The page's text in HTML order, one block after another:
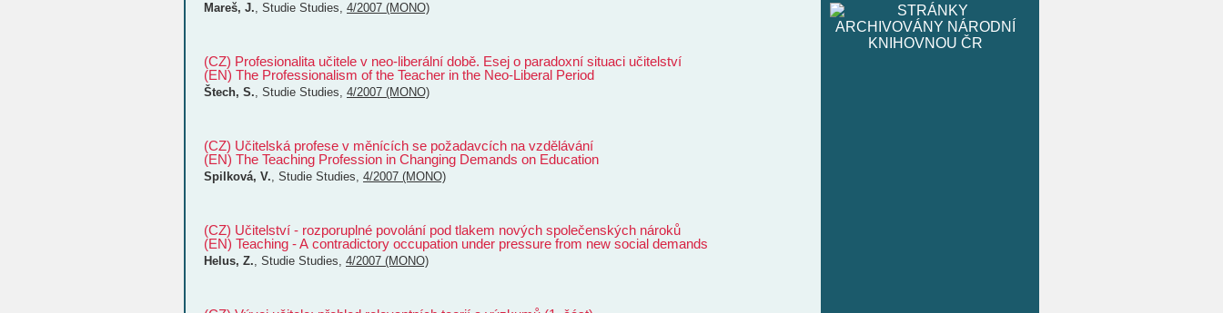
Mareš, J., Studie Studies, 4/2007 (MONO)
(CZ) Profesionalita učitele v neo-liberální době. Esej o paradoxní situaci učitelství
(EN) The Professionalism of the Teacher in the Neo-Liberal Period
Štech, S., Studie Studies, 4/2007 (MONO)
(CZ) Učitelská profese v měnících se požadavcích na vzdělávání
(EN) The Teaching Profession in Changing Demands on Education
Spilková, V., Studie Studies, 4/2007 (MONO)
(CZ) Učitelství - rozporuplné povolání pod tlakem nových společenských nároků
(EN) Teaching - A contradictory occupation under pressure from new social demands
Helus, Z., Studie Studies, 4/2007 (MONO)